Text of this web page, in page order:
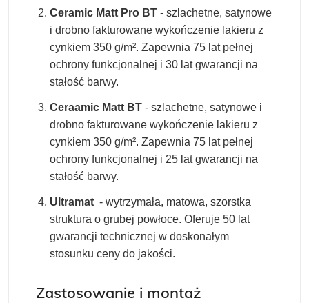
Ceramic Matt Pro BT - szlachetne, satynowe
i drobno fakturowane wykończenie lakieru z
cynkiem 350 g/m². Zapewnia 75 lat pełnej
ochrony funkcjonalnej i 30 lat gwarancji na
stałość barwy.
Ceraamic Matt BT - szlachetne, satynowe i
drobno fakturowane wykończenie lakieru z
cynkiem 350 g/m². Zapewnia 75 lat pełnej
ochrony funkcjonalnej i 25 lat gwarancji na
stałość barwy.
Ultramat - wytrzymała, matowa, szorstka
struktura o grubej powłoce. Oferuje 50 lat
gwarancji technicznej w doskonałym
stosunku ceny do jakości.
Zastosowanie i montaż